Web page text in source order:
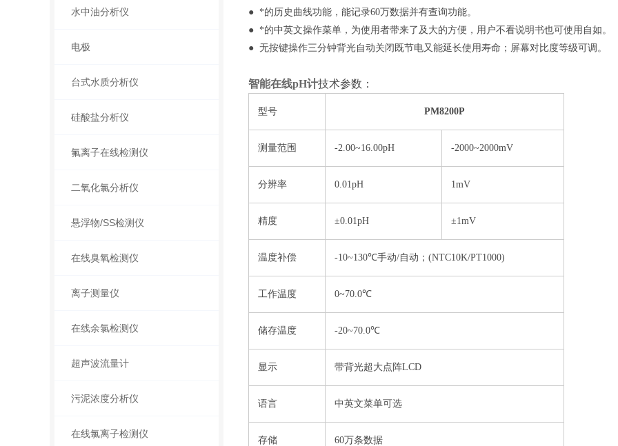
水中油分析仪
电极
台式水质分析仪
硅酸盐分析仪
氟离子在线检测仪
二氧化氯分析仪
悬浮物/SS检测仪
在线臭氧检测仪
离子测量仪
在线余氯检测仪
超声波流量计
污泥浓度分析仪
在线氯离子检测仪
● *的历史曲线功能，能记录60万数据并有查询功能。
● *的中英文操作菜单，为使用者带来了及大的方便，用户不看说明书也可使用自如。
● 无按键操作三分钟背光自动关闭既节电又能延长使用寿命；屏幕对比度等级可调。
智能在线pH计技术参数：
型号 PM8200P
测量范围 -2.00~16.00pH -2000~2000mV
分辨率 0.01pH 1mV
精度 ±0.01pH ±1mV
温度补偿 -10~130℃手动/自动； (NTC10K/PT1000)
工作温度 0~70.0℃
储存温度 -20~70.0℃
显示 带背光超大点阵LCD
语言 中英文菜单可选
存储 60万条数据